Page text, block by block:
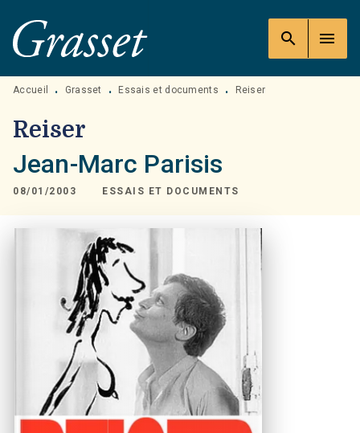
MENU RECHERCHE
PIED DE PAGE
search menu
Accueil • Grasset • Essais et documents • Reiser
Reiser
Jean-Marc Parisis
08/01/2003 ESSAIS ET DOCUMENTS